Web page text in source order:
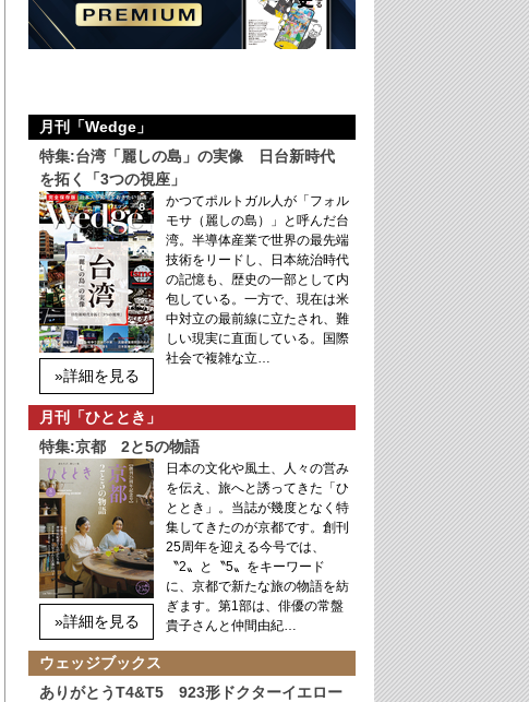
月刊「Wedge」
特集:台湾「麗しの島」の実像 日台新時代
を拓く「3つの視座」
»詳細を見る
かつてポルトガル人が「フォル
モサ（麗しの島）」と呼んだ台
湾。半導体産業で世界の最先端
技術をリードし、日本統治時代
の記憶も、歴史の一部として内
包している。一方で、現在は米
中対立の最前線に立たされ、難
しい現実に直面している。国際
社会で複雑な立…
月刊「ひととき」
特集:京都 2と5の物語
»詳細を見る
日本の文化や風土、人々の営み
を伝え、旅へと誘ってきた「ひ
ととき」。当誌が幾度となく特
集してきたのが京都です。創刊
25周年を迎える今号では、
〝2〟と〝5〟をキーワード
に、京都で新たな旅の物語を紡
ぎます。第1部は、俳優の常盤
貴子さんと仲間由紀…
ウェッジブックス
ありがとうT4&T5 923形ドクターイエロー